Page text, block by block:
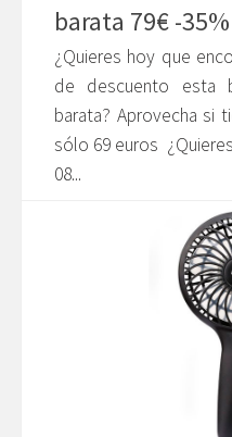
barata 79€ -
¿Quieres hoy que
de descuento esta
barata? Aprovecha si
sólo 69 euros
08...